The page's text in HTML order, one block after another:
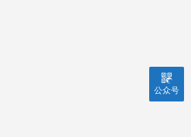
公众号